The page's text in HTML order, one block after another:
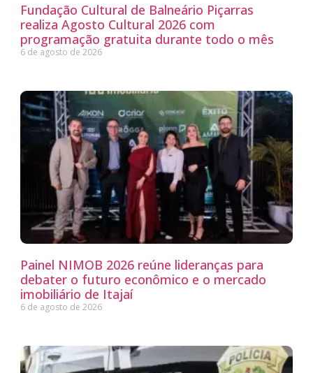
Fundação Cultural de Balneário Piçarras
realiza Agosto Cultural 2026 com
programação gratuita durante todo o mês
6 de agosto de 2026
Painel NIMOB 2026 reúne lideranças para
debater o futuro econômico e o mercado
imobiliário de Itajaí
6 de agosto de 2026